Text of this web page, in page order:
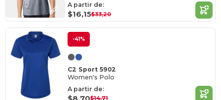
A partir de:
$16,15$33,20
-41%
C2 Sport 5902
Women's Polo
A partir de:
$8,70$14,71